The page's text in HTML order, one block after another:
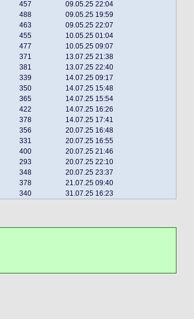
457 09.05.25 22:04
488 09.05.25 19:59
463 09.05.25 22:07
455 10.05.25 01:04
477 10.05.25 09:07
371 13.07.25 21:38
381 13.07.25 22:40
339 14.07.25 09:17
350 14.07.25 15:48
365 14.07.25 15:54
422 14.07.25 16:26
378 14.07.25 17:41
356 20.07.25 16:48
331 20.07.25 16:55
400 20.07.25 21:46
293 20.07.25 22:10
348 20.07.25 23:37
378 21.07.25 09:40
340 31.07.25 16:23